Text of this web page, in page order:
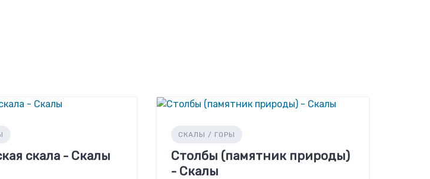
скала - Скалы
СКАЛЫ / ГОРЫ
Столбы (памятник природы)
- Скалы